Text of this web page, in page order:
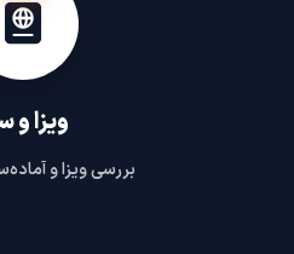
ویزا و
بررسی ویزا و